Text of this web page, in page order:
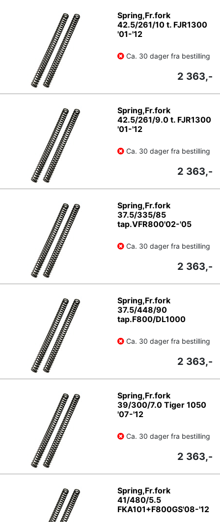
Spring,Fr.fork
42.5/261/10 t. FJR1300
'01-'12
Ca. 30 dager fra bestilling
2 363,-
Spring,Fr.fork
42.5/261/9.0 t. FJR1300
'01-'12
Ca. 30 dager fra bestilling
2 363,-
Spring,Fr.fork
37.5/335/85
tap.VFR800'02-'05
Ca. 30 dager fra bestilling
2 363,-
Spring,Fr.fork
37.5/448/90
tap.F800/DL1000
Ca. 30 dager fra bestilling
2 363,-
Spring,Fr.fork
39/300/7.0 Tiger 1050
'07-'12
Ca. 30 dager fra bestilling
2 363,-
Spring,Fr.fork
41/480/5.5
FKA101+F800GS'08-'12